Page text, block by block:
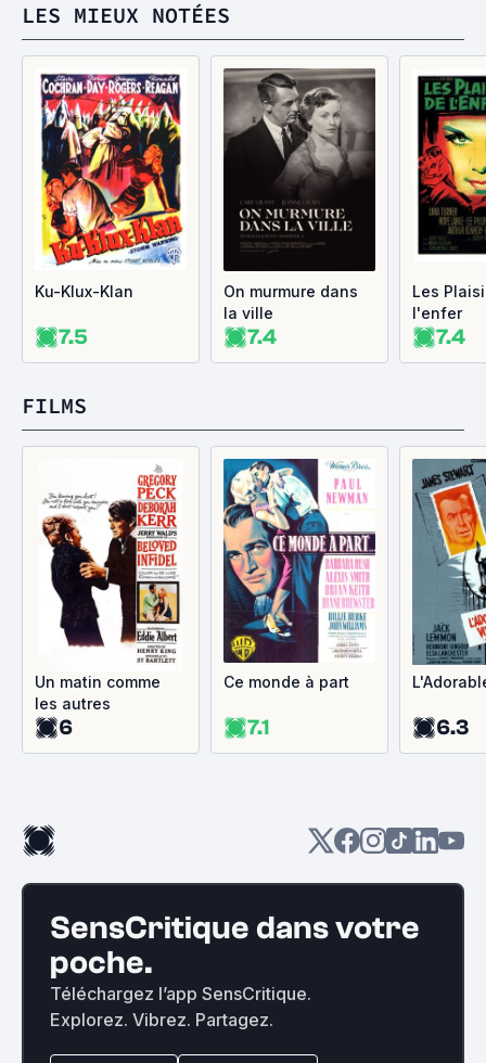
LES MIEUX NOTÉES
Ku-Klux-Klan
7.5
On murmure dans
la ville
7.4
Les
l'enfer
7.4
FILMS
Un matin comme
les autres
6
Ce monde à part
7.1 6.3
SensCritique dans votre
poche.
Téléchargez l’app SensCritique.
Explorez. Vibrez. Partagez.